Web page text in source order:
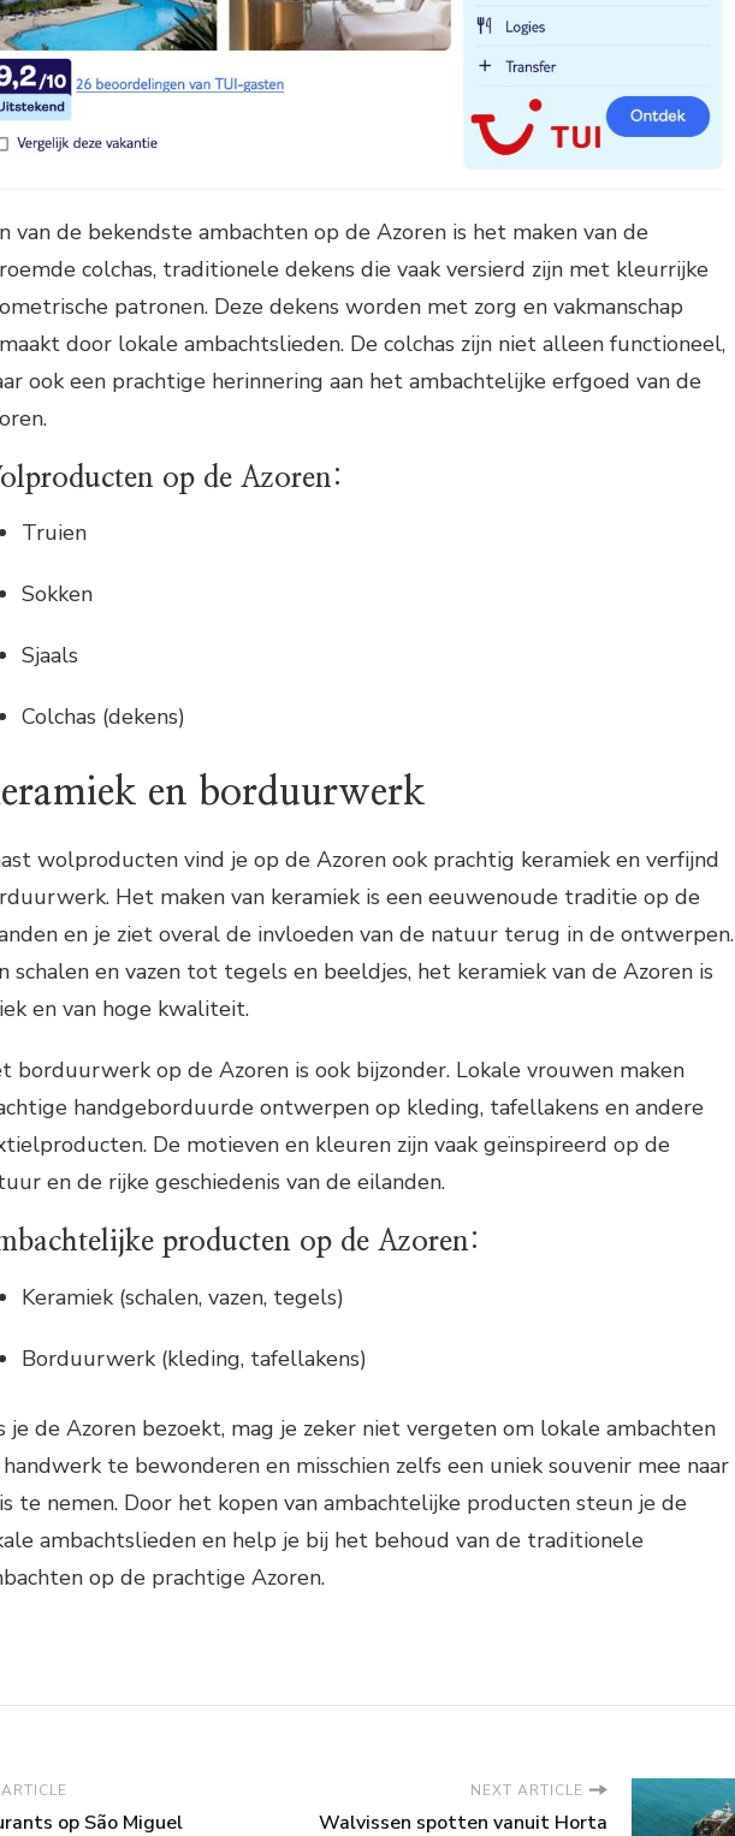
van de bekendste ambachten op de Azoren is het maken van de
colchas, traditionele dekens die vaak versierd zijn met kleurrijke
patronen. Deze dekens worden met zorg en vakmanschap
door lokale ambachtslieden. De colchas zijn niet alleen functioneel,
ook een prachtige herinnering aan het ambachtelijke erfgoed van de
op de Azoren:
Truien
Sokken
Sjaals
Colchas (dekens)
en borduurwerk
wolproducten vind je op de Azoren ook prachtig keramiek en verfijnd
Het maken van keramiek is een eeuwenoude traditie op de
en je ziet overal de invloeden van de natuur terug in de ontwerpen.
schalen en vazen tot tegels en beeldjes, het keramiek van de Azoren is
en van hoge kwaliteit.
borduurwerk op de Azoren is ook bijzonder. Lokale vrouwen maken
handgeborduurde ontwerpen op kleding, tafellakens en andere
De motieven en kleuren zijn vaak geïnspireerd op de
en de rijke geschiedenis van de eilanden.
producten op de Azoren:
Keramiek (schalen, vazen, tegels)
Borduurwerk (kleding, tafellakens)
je de Azoren bezoekt, mag je zeker niet vergeten om lokale ambachten
te bewonderen en misschien zelfs een uniek souvenir mee naar
te nemen. Door het kopen van ambachtelijke producten steun je de
ambachtslieden en help je bij het behoud van de traditionele
op de prachtige Azoren.
op São Miguel
NEXT ARTICLE
Walvissen spotten vanuit Horta